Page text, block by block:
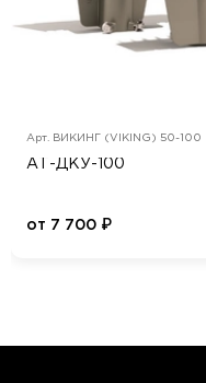
Арт. ВИКИНГ (VIKING) 50-100
АТ-ДКУ-100
от 7 700 ₽